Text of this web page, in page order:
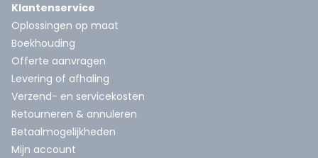
Klantenservice
Oplossingen op maat
Boekhouding
Offerte aanvragen
Levering of afhaling
Verzend- en servicekosten
Retourneren & annuleren
Betaalmogelijkheden
Mijn account